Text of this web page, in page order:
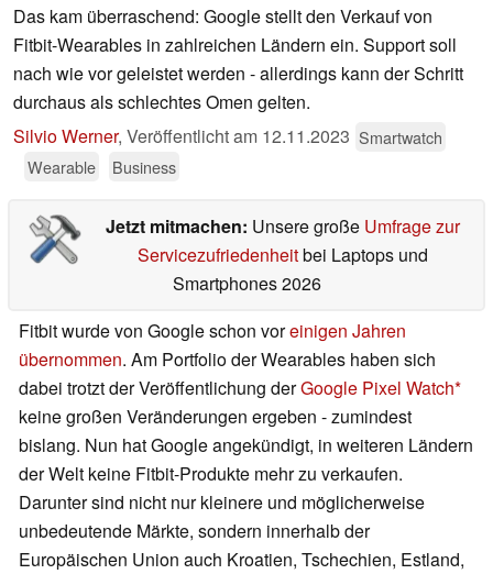
Das kam überraschend: Google stellt den Verkauf von
Fitbit-Wearables in zahlreichen Ländern ein. Support soll
nach wie vor geleistet werden - allerdings kann der Schritt
durchaus als schlechtes Omen gelten.
Silvio Werner, Veröffentlicht am 12.11.2023 Smartwatch
Wearable
Business
Jetzt mitmachen: Unsere große Umfrage zur
Servicezufriedenheitbei Laptops und
Smartphones 2026
Fitbit wurde von Google schon voreinigen Jahren
übernommen. Am Portfolio der Wearables haben sich
dabei trotzt der Veröffentlichung derGoogle Pixel Watch
keine großen Veränderungen ergeben - zumindest
bislang. Nun hat Google angekündigt, in weiteren Ländern
der Welt keine Fitbit-Produkte mehr zu verkaufen.
Darunter sind nicht nur kleinere und möglicherweise
unbedeutende Märkte, sondern innerhalb der
Europäischen Union auch Kroatien, Tschechien, Estland,